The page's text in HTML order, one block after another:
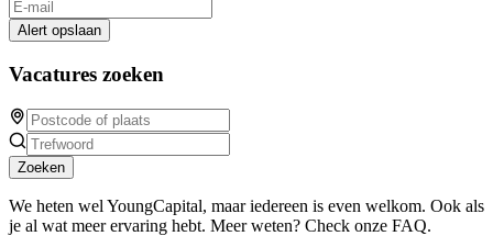
Alert opslaan
Vacatures zoeken
Zoeken
We heten wel YoungCapital, maar iedereen is even welkom. Ook als
je al wat meer ervaring hebt. Meer weten? Check onze FAQ.